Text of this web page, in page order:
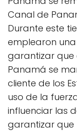
Canal de
Durante este
emplearon
garantizar que
Panamá se
cliente de los
uso de la
influenciar las
garantizar que